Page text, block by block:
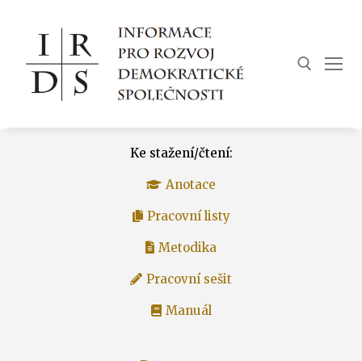
Ke stažení/čtení:
Anotace
Pracovní listy
Metodika
Pracovní sešit
Manuál